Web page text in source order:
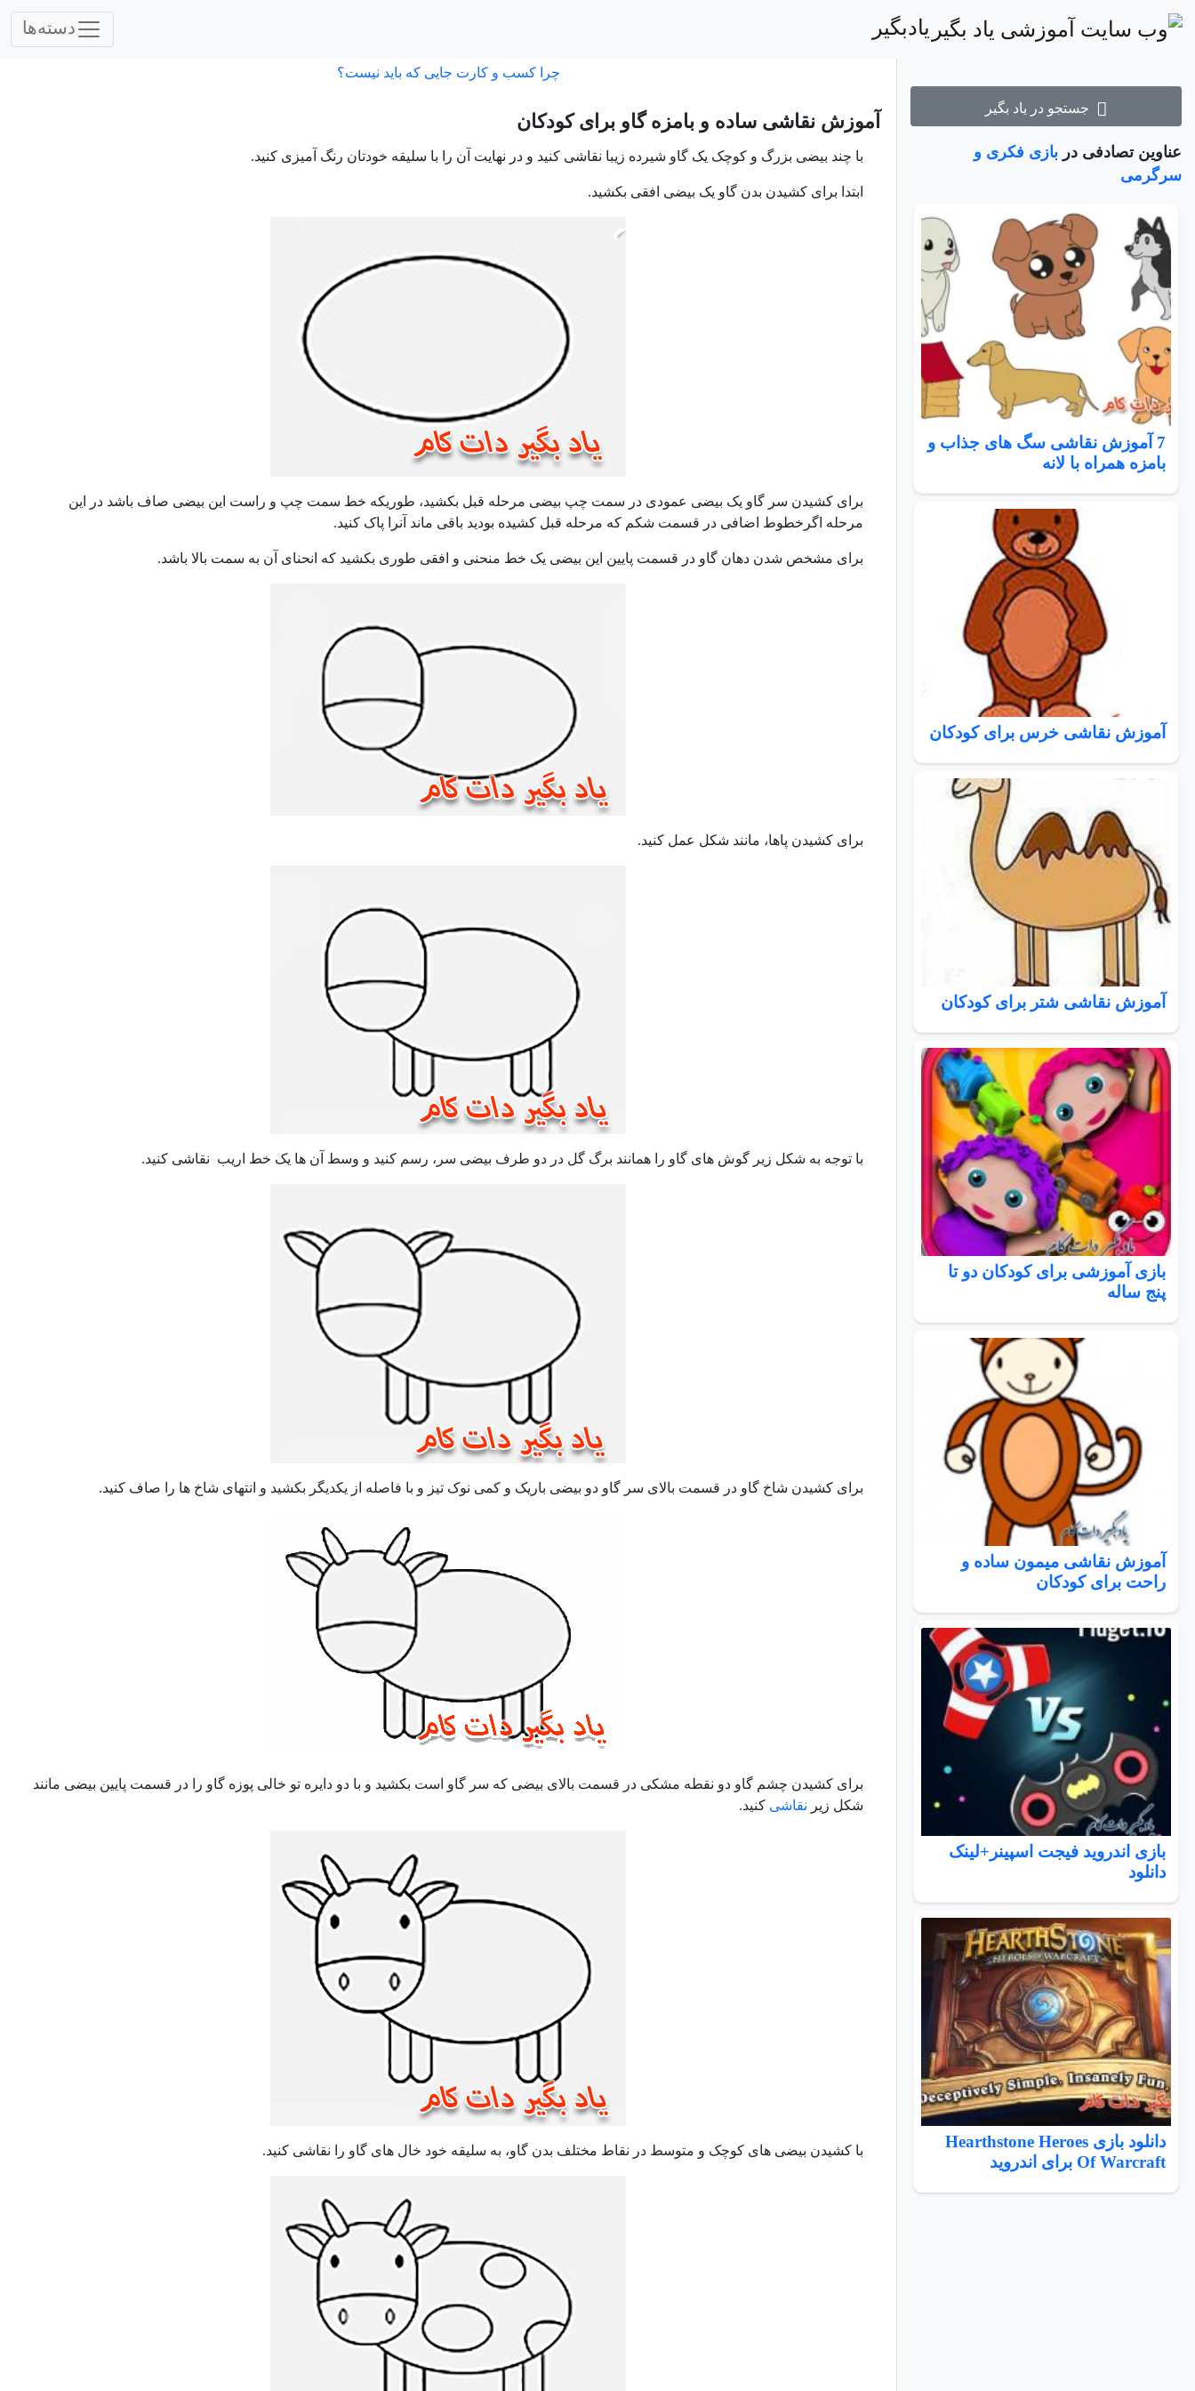
یادبگیر دسته‌ها
جستجو در یاد بگیر
عناوین تصادفی در بازی فکری و
سرگرمی
7 آموزش نقاشی سگ های جذاب و
بامزه همراه با لانه
آموزش نقاشی خرس برای کودکان
آموزش نقاشی شتر برای کودکان
بازی آموزشی برای کودکان دو تا
پنج ساله
آموزش نقاشی میمون ساده و
راحت برای کودکان
بازی اندروید فیجت اسپینر+لینک
دانلود
دانلود بازی Hearthstone Heroes
Of Warcraft برای اندروید
چرا کسب و کارت جایی که باید نیست؟
آموزش نقاشی ساده و بامزه گاو برای کودکان
با چند بیضی بزرگ و کوچک یک گاو شیرده زیبا نقاشی کنید و در نهایت آن را با سلیقه خودتان رنگ آمیزی کنید.
ابتدا برای کشیدن بدن گاو یک بیضی افقی بکشید.
برای کشیدن سر گاو یک بیضی عمودی در سمت چپ بیضی مرحله قبل بکشید، طوریکه خط سمت چپ و راست این بیضی صاف باشد در این
مرحله اگرخطوط اضافی در قسمت شکم که مرحله قبل کشیده بودید باقی ماند آنرا پاک کنید.
برای مشخص شدن دهان گاو در قسمت پایین این بیضی یک خط منحنی و افقی طوری بکشید که انحنای آن به سمت بالا باشد.
برای کشیدن پاها، مانند شکل عمل کنید.
با توجه به شکل زیر گوش های گاو را همانند برگ گل در دو طرف بیضی سر، رسم کنید و وسط آن ها یک خط اریب نقاشی کنید.
برای کشیدن شاخ گاو در قسمت بالای سر گاو دو بیضی باریک و کمی نوک تیز و با فاصله از یکدیگر بکشید و انتهای شاخ ها را صاف کنید.
برای کشیدن چشم گاو دو نقطه مشکی در قسمت بالای بیضی که سر گاو است بکشید و با دو دایره تو خالی پوزه گاو را در قسمت پایین بیضی مانند
شکل زیر نقاشی کنید.
با کشیدن بیضی های کوچک و متوسط در نقاط مختلف بدن گاو، به سلیقه خود خال های گاو را نقاشی کنید.